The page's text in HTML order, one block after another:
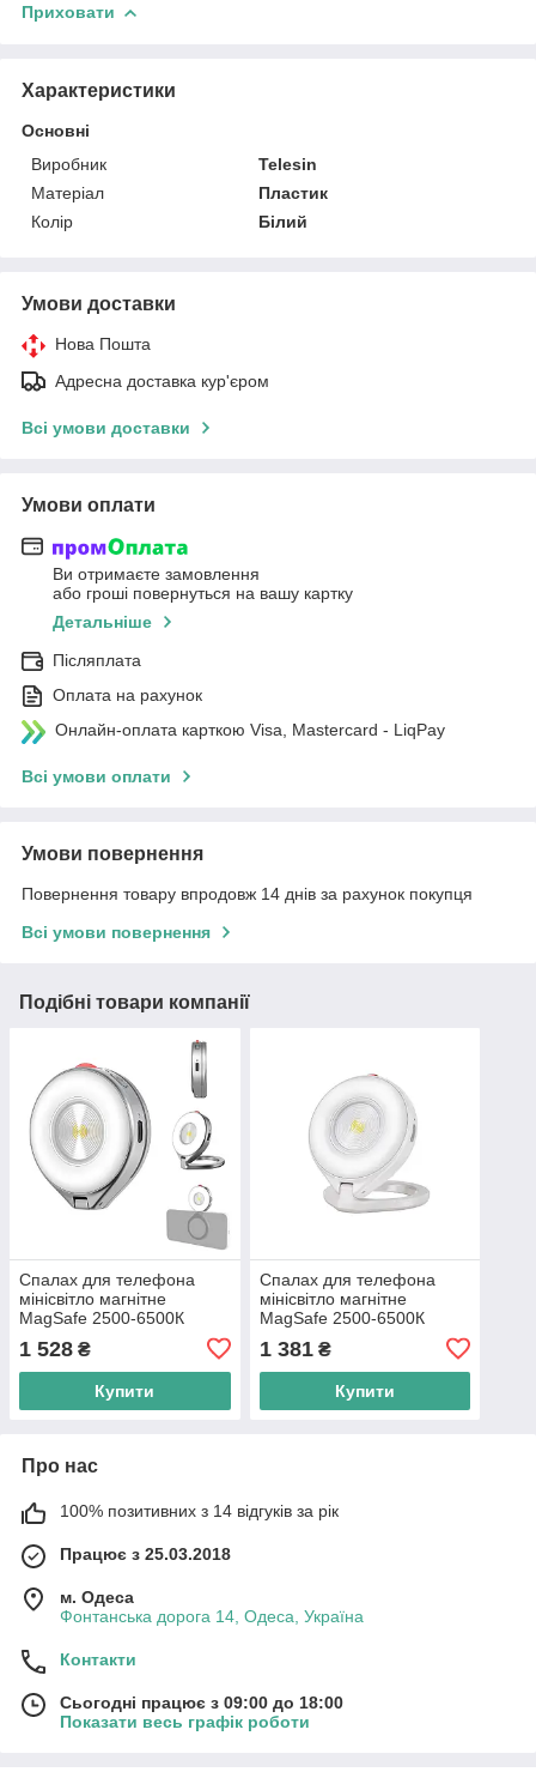
Приховати
Характеристики
Основні
Виробник
Telesin
Матеріал
Пластик
Колір
Білий
Умови доставки
Нова Пошта
Адресна доставка кур'єром
Всі умови доставки
Умови оплати
Ви отримаєте замовлення
або гроші повернуться на вашу картку
Детальніше
Післяплата
Оплата на рахунок
Онлайн-оплата карткою Visa, Mastercard - LiqPay
Всі умови оплати
Умови повернення
Повернення товару впродовж 14 днів за рахунок покупця
Всі умови повернення
Подібні товари компанії
Спалах для телефона
мінісвітло магнітне
MagSafe 2500-6500К
1 528 ₴
Купити
Спалах для телефона
мінісвітло магнітне
MagSafe 2500-6500К
1 381₴
Купити
Про нас
100% позитивних з 14 відгуків за рік
Працює з 25.03.2018
м. Одеса
Фонтанська дорога 14, Одеса, Україна
Контакти
Сьогодні працює з 09:00 до 18:00
Показати весь графік роботи